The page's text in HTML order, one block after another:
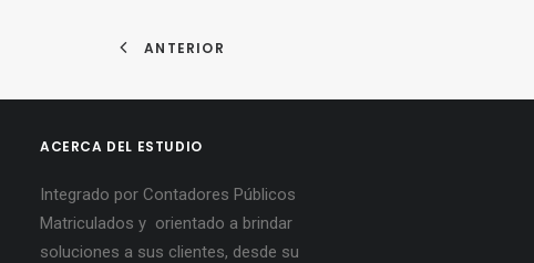
ANTERIOR
ACERCA DEL ESTUDIO
Integrado por Contadores Públicos
Matriculados y orientado a brindar
soluciones a sus clientes, desde su